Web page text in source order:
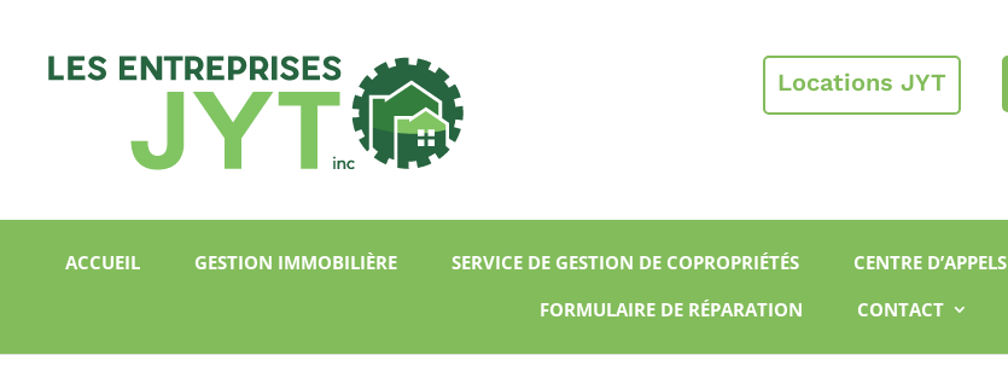
Locations JYT
ACCUEIL GESTION IMMOBILIÈRE SERVICE DE GESTION DE COPROPRIÉTÉS CENTRE D’APPELS
FORMULAIRE DE RÉPARATION
CONTACT